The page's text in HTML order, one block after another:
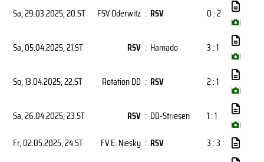
Sa, 29.03.2025, 20.ST FSV Oderwitz : RSV 0 : 2
( )
Sa, 05.04.2025, 21.ST RSV : Hamado 3 : 1
( )
So, 13.04.2025, 22.ST Rotation DD : RSV 2 : 1
( )
Sa, 26.04.2025, 23.ST RSV : DD-Striesen 1 : 1
( )
Fr, 02.05.2025, 24.ST FV E. Niesky : RSV
3 : 3